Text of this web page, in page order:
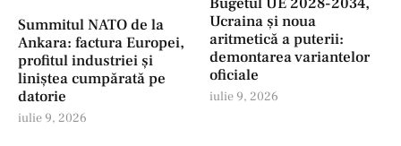
Summitul NATO de la
Ankara: factura Europei,
profitul industriei şi
liniștea cumpărată pe
datorie
iulie 9, 2026
Ucraina și noua
aritmetică a puterii:
demontarea variantelor
oficiale
iulie 9, 2026